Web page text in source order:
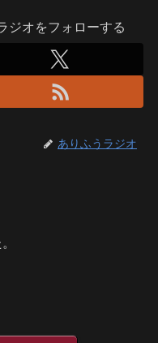
ジオをフォローする
ありふうラジオ